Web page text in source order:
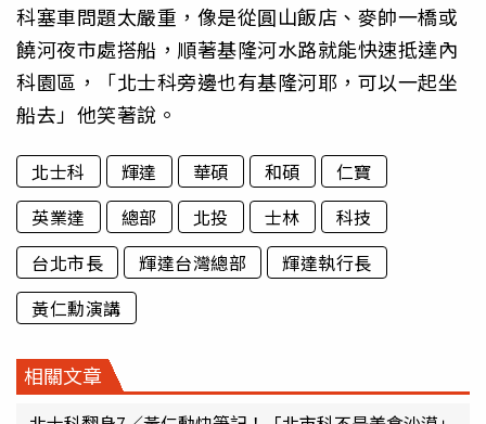
科塞車問題太嚴重，像是從圓山飯店、麥帥一橋或
饒河夜市處搭船，順著基隆河水路就能快速抵達內
科園區，「北士科旁邊也有基隆河耶，可以一起坐
船去」他笑著說。
北士科 輝達 華碩 和碩
仁寶
英業達
總部 北投 士林
科技
台北市長
輝達台灣總部
輝達執行長
黃仁勳演講
相關文章